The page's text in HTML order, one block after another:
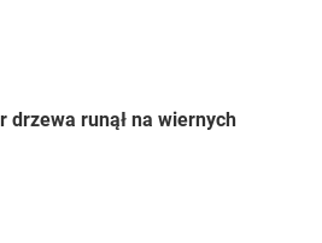
drzewa runął na wiernych